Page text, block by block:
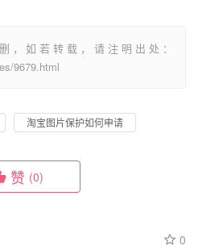
，如若转载，请注明出处：
9679.html
淘宝图片保护如何申请
赞 (0)
0